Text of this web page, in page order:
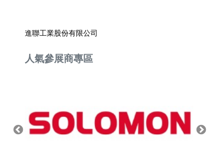
進聯工業股份有限公司
人氣參展商專區